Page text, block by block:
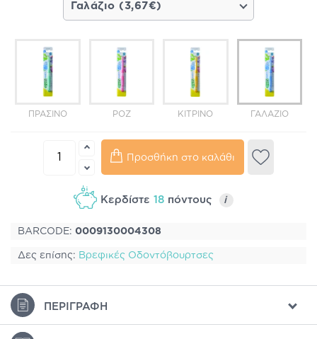
Γαλάζιο (3,67€)
ΠΡΆΣΙΝΟ ΡΟΖ ΚΊΤΡΙΝΟ ΓΑΛΆΖΙΟ
Προσθήκη στο καλάθι
Κερδίστε 18πόντους i
BARCODE: 0009130004308
Δες επίσης: Βρεφικές Οδοντόβουρτσες
ΠΕΡΙΓΡΑΦΉ